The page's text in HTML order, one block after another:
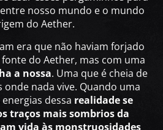
nosso mundo e o mundo
do Aether.
era que não haviam forjado
do Aether, mas com uma
a nossa. Uma que é cheia de
onde nada vive. Quando uma
dessa realidade se
traços mais sombrios da
vida às monstruosidades